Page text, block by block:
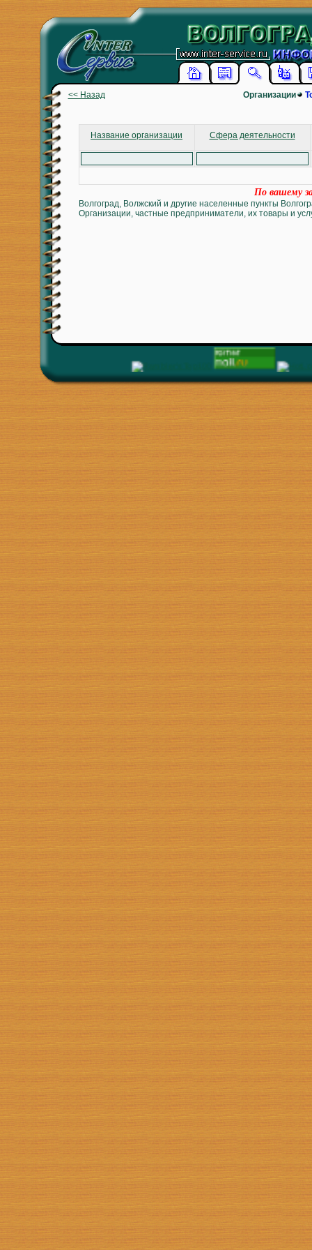
<< Назад Организации
Название организации Сфера деятельности
По вашему
Волгоград, Волжский и другие населенные пункты
Организации, частные предприниматели, их товары и